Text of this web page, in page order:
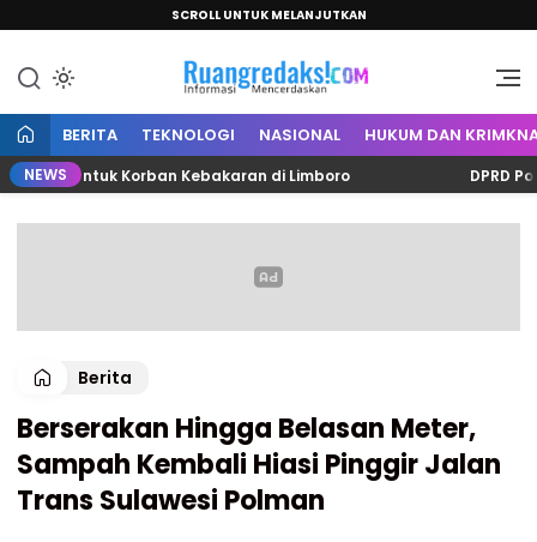
SCROLL UNTUK MELANJUTKAN
Ruang Redaksi
Informasi Mencerdaskan
BERITA TEKNOLOGI NASIONAL HUKUM DAN
NEWS
untuk Korban Kebakaran di Limboro DPRD
Berita
Berserakan Hingga Belasan Meter,
Sampah Kembali Hiasi Pinggir Jalan
Trans Sulawesi Polman